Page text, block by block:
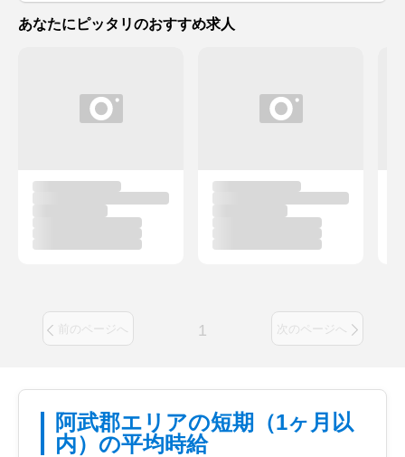
あなたにピッタリのおすすめ求人
前のページへ 1 次のページへ
阿武郡エリアの短期（1ヶ月以
内）の平均時給